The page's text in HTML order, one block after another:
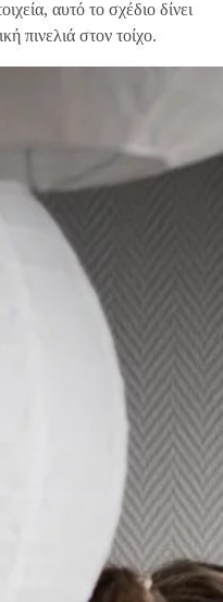
αυτό το σχέδιο δίνει
πινελιά στον τοίχο.